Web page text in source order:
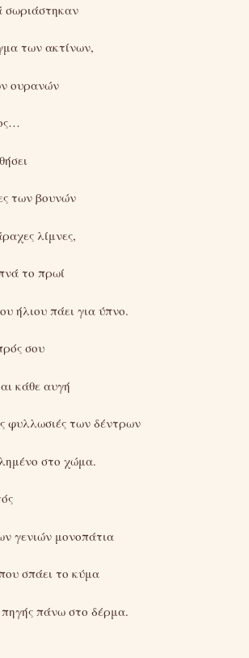
σωριάστηκαν
των ακτίνων,
ουρανών
των βουνών
λίμνες,
το πρωί
ήλιου πάει για ύπνο.
σου
κάθε αυγή
φυλλωσιές των δέντρων
στο χώμα.
γενιών μονοπάτια
σπάει το κύμα
πηγής πάνω στο δέρμα.